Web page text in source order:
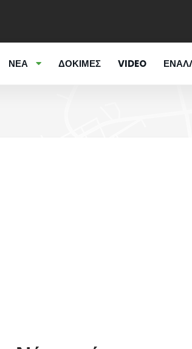
ΝΕΑ ΔΟΚΙΜΕΣ VIDEO